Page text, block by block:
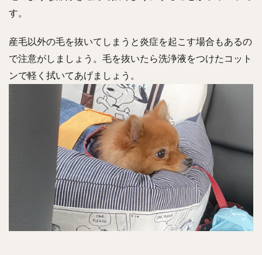
す。
産毛以外の毛を抜いてしまうと炎症を起こす場合もあるの
で注意がしましょう。毛を抜いたら洗浄液をつけたコット
ンで軽く拭いてあげましょう。